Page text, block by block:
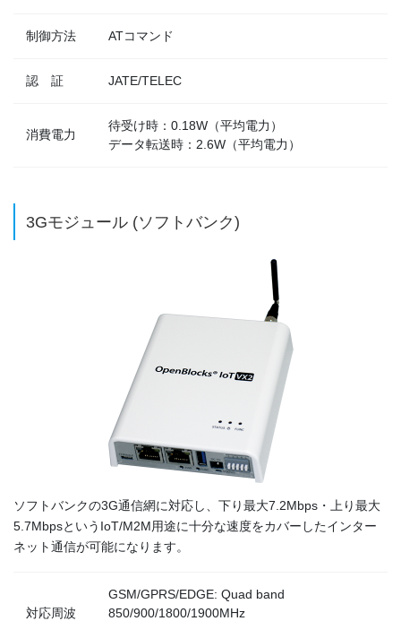
制御方法 ATコマンド
認 証 JATE/TELEC
消費電力
待受け時：0.18W（平均電力）
データ転送時：2.6W（平均電力）
3Gモジュール (ソフトバンク)
ソフトバンクの3G通信網に対応し、下り最大7.2Mbps・上り最大
5.7MbpsというIoT/M2M用途に十分な速度をカバーしたインター
ネット通信が可能になります。
対応周波
GSM/GPRS/EDGE: Quad band
850/900/1800/1900MHz